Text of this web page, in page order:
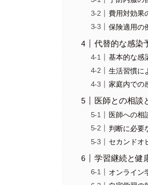
費用対効果
保険適用の
代替的な感染
基本的な感
生活習慣に
家庭内での
医師との相談
医師への相
判断に必要
セカンドオ
学習継続と健
オンライン